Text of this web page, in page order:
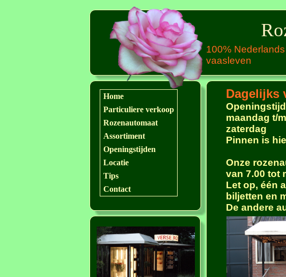
Home ]
[Rozenautomaat]
[Openingstijden
[Locatie
[Tips]
[Contact]
Home
Particuliere verkoop
Rozenautomaat
Assortiment
Openingstijden
Locatie
Tips
Contact
100%
vaasleven
Dagelijks
maandag t/
Pinnen is
Onze
van 7.00 tot
Let op, één
biljetten en
De andere